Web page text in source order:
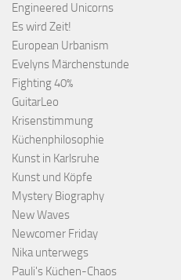
Engineered Unicorns
Es wird Zeit!
European Urbanism
Evelyns Märchenstunde
Fighting 40%
GuitarLeo
Krisenstimmung
Küchenphilosophie
Kunst in Karlsruhe
Kunst und Köpfe
Mystery Biography
New Waves
Newcomer Friday
Nika unterwegs
Pauli's Küchen-Chaos